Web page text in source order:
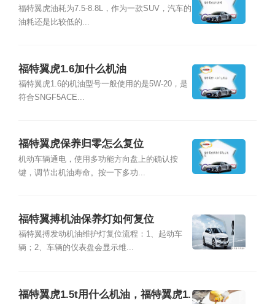
福特翼虎油耗为7.5-8.8L，作为一款SUV，汽车的
油耗还是比较低的...
福特翼虎1.6加什么机油
福特翼虎1.6的机油型号一般使用的是5W-20，是
符合SNGF5ACE...
福特翼虎保养归零怎么复位
机动车辆通电，使用多功能方向盘上的确认按
键，调节出机油寿命。按一下多功...
福特翼搏机油保养灯如何复位
福特翼搏发动机油维护灯复位流程：1、起动车
辆；2、车辆的仪表盘会显示维...
福特翼虎1.5t用什么机油，福特翼虎1.